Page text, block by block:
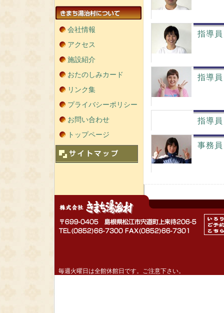
会社情報
アクセス
施設紹介
おたのしみカード
リンク集
プライバシーポリシー
お問い合わせ
トップページ
指導
指導
指導
事務
毎週火曜日は全館休館日です。ご注意下さい。